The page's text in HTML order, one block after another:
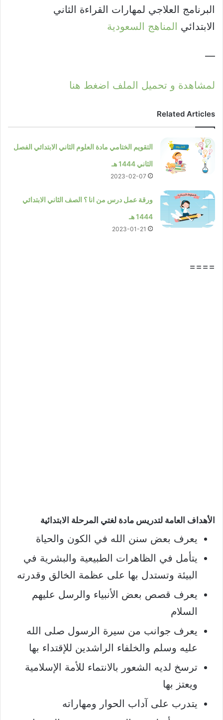
البرنامج العلاجي لمهارات القراءة الثاني
الابتدائي المناهج السعودية
—
لمشاهدة و تحميل الملف اضغط هنا
Related Articles
التقويم الختامي مادة العلوم الثاني الابتدائي الفصل
الثاني 1444 هـ
2023-02-07
ورقة عمل درس من انا ؟ الصف الثاني الابتدائي
1444 هـ
2023-01-21
====
الأهداف العامة لتدريس مادة لغتي المرحلة الابتدائية
يعرف بعض سنن الله في الكون والحياة
يتأمل في الظاهرات الطبيعية والبشرية في
البيئة وتستدل بها على عظمة الخالق وقدرته
يعرف قصص بعض الأنبياء والرسل عليهم
السلام
يعرف جوانب من سيرة الرسول صلى الله
عليه وسلم والخلفاء الراشدين للإقتداء بها
ترسخ لديه الشعور بالانتماء للأمة الإسلامية
ويعتز بها
يتدرب على آداب الحوار ومهاراته